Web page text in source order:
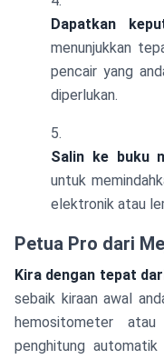
Dapatkan
menunjukkan
pencair yang
diperlukan.
Salin ke buku
untuk
elektronik atau
Petua Pro dari
Kira dengan tepat
sebaik kiraan awal
hemositometer
penghitung